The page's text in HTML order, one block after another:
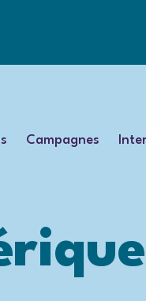
Campagnes